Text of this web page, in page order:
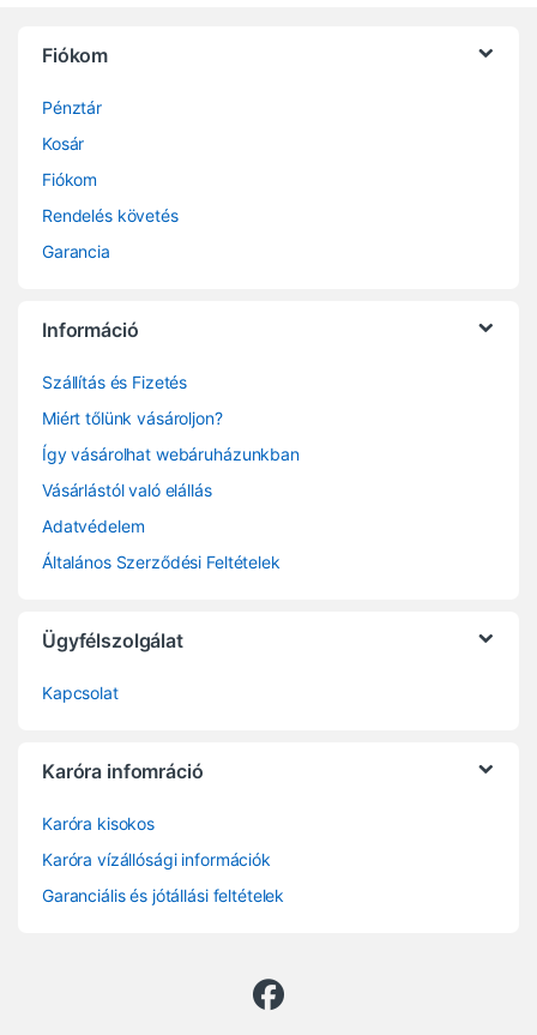
Fiókom
Pénztár
Kosár
Fiókom
Rendelés követés
Garancia
Információ
Szállítás és Fizetés
Miért tőlünk vásároljon?
Így vásárolhat webáruházunkban
Vásárlástól való elállás
Adatvédelem
Általános Szerződési Feltételek
Ügyfélszolgálat
Kapcsolat
Karóra infomráció
Karóra kisokos
Karóra vízállósági információk
Garanciális és jótállási feltételek